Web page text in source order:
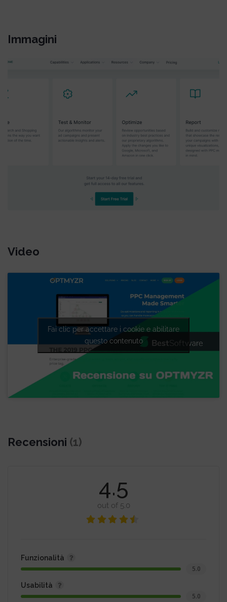
Immagini
Video
Fai clic per accettare i cookie e abilitare
questo contenuto
Recensioni (1)
4.5
out of 5.0
Funzionalità
5.0
Usabilità
5.0